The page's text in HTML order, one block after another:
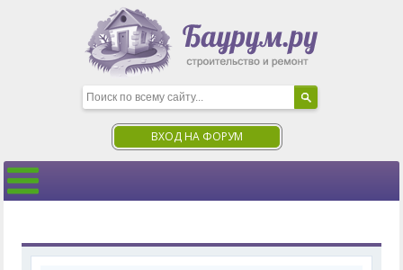
ВХОД НА ФОРУМ